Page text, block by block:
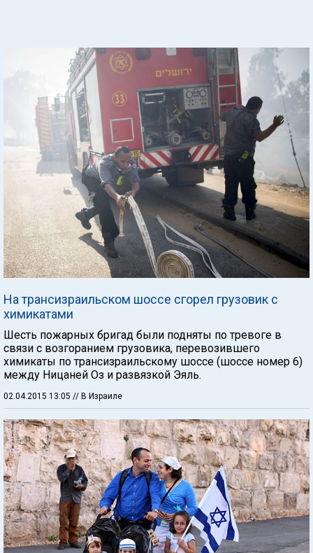
На трансизраильском шоссе сгорел грузовик с
химикатами
Шесть пожарных бригад были подняты по тревоге в
связи с возгоранием грузовика, перевозившего
химикаты по трансизраильскому шоссе (шоссе номер 6)
между Ницаней Оз и развязкой Эяль.
02.04.2015 13:05 // В Израиле